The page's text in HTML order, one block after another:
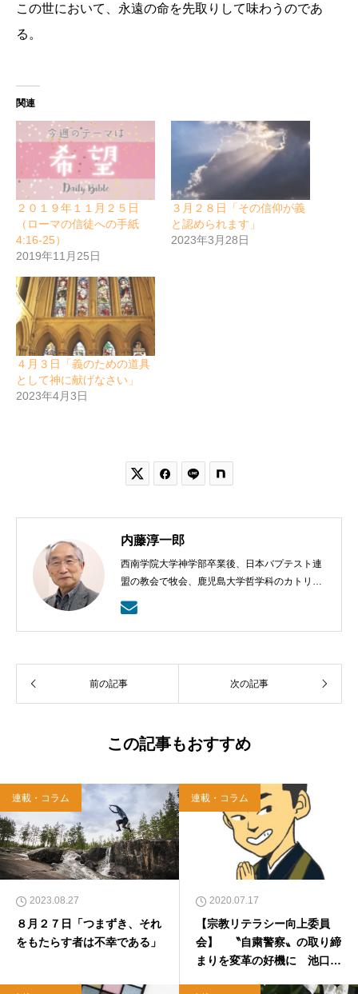
この世において、永遠の命を先取りして味わうのであ
る。
関連
２０１９年１１月２５日
（ローマの信徒への手紙
4:16-25）
2019年11月25日
３月２８日「その信仰が義
と認められます」
2023年3月28日
４月３日「義のための道具
として神に献げなさい」
2023年4月3日
 
内藤淳一郎
西南学院大学神学部卒業後、日本バプテスト連
盟の教会で牧会、鹿児島大学哲学科のカトリッ
クの神学の学びから、鹿児島ラ・サール高校で
も教える。日本バプテスト連盟宣教室主事、日
本バプテスト連盟常務理事を８年間務める。
前の記事 次の記事
この記事もおすすめ
連載・コラム
2023.08.27
８月２７日「つまずき、それ
をもたらす者は不幸である」
連載・コラム
2020.07.17
【宗教リテラシー向上委員
会】 〝自粛警察〟の取り締
まりを変革の好機に 池口龍